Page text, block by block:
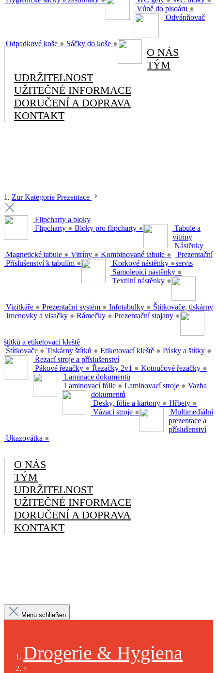
Vůně do pisoáru ●
Odpadkové koše ● Sáčky do koše ●
Odvápňovač
O NÁS
TÝM
UDRŽITELNOST
UŽITEČNÉ INFORMACE
DORUČENÍ A DOPRAVA
KONTAKT
1. Zur Kategorie Prezentace
Flipcharty a bloky
Flipcharty ● Bloky pro flipcharty ●
Tabule a
vitríny
Magnetické tabule ● Vitríny ● Kombinované tabule ●
Příslušenství k tabulím ●
Nástěnky
Korkové nástěnky ●
Samolepicí nástěnky ●
Textilní nástěnky ●
Prezentační
servis
Vizitkáře ● Prezentační systém ● Infotabulky ●
Jmenovky a visačky ● Rámečky ● Prezentační stojany ●
Štítkovače, tiskárny
štítků a etiketovací kleště
Štítkovače ● Tiskárny štítků ● Etiketovací kleště ● Pásky a štítky ●
Řezací stroje a příslušenství
Pákové řezačky ● Řezačky 2v1 ● Kotoučové řezačky ●
Laminace dokumentů
Laminovací fólie ● Laminovací stroje ● Vazba
dokumentů
Desky, fólie a kartony ● Hřbety ●
Vázací stroje ●
Multimediální
prezentace a
příslušenství
Ukazovátka ●
O NÁS
TÝM
UDRŽITELNOST
UŽITEČNÉ INFORMACE
DORUČENÍ A DOPRAVA
KONTAKT
Menü schließen
Drogerie & Hygiena
>